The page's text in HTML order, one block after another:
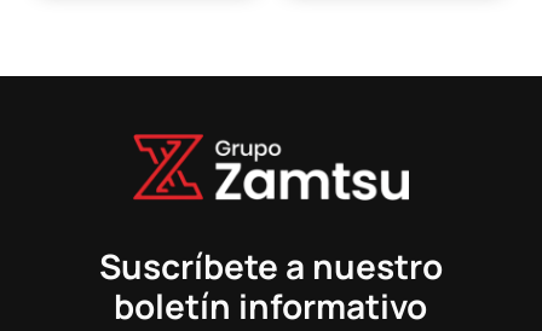
Suscríbete a nuestro
boletín informativo